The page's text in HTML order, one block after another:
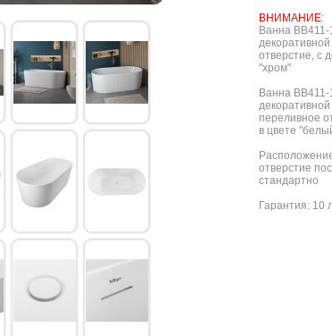
ВНИМАНИЕ:
Ванна
отверстие, с
"хром"
Ванна
переливное
в цвете
отверстие
стандартно
Гарантия: 10